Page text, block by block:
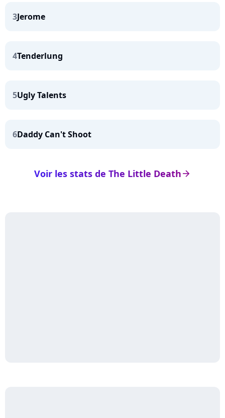
3Jerome
4Tenderlung
5Ugly Talents
6Daddy Can't Shoot
arrow_right
Voir les stats de The Little Death